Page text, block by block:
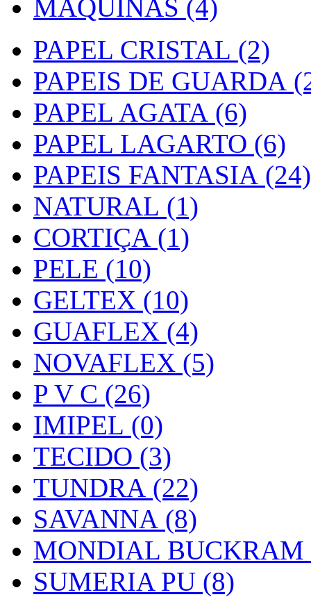
MAQUINAS (4)
PAPEL CRISTAL (2)
PAPEIS DE GUARDA
PAPEL AGATA (6)
PAPEL LAGARTO (6)
PAPEIS FANTASIA (24)
NATURAL (1)
CORTIÇA (1)
PELE (10)
GELTEX (10)
GUAFLEX (4)
NOVAFLEX (5)
P V C (26)
IMIPEL (0)
TECIDO (3)
TUNDRA (22)
SAVANNA (8)
MONDIAL BUCKRAM
SUMERIA PU (8)